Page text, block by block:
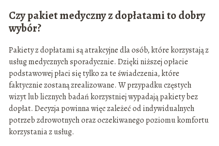
Czy pakiet medyczny z dopłatami to dobry
wybór?
Pakiety z dopłatami są atrakcyjne dla osób, które korzystają z
usług medycznych sporadycznie. Dzięki niższej opłacie
podstawowej płaci się tylko za te świadczenia, które
faktycznie zostaną zrealizowane. W przypadku częstych
wizyt lub licznych badań korzystniej wypadają pakiety bez
dopłat. Decyzja powinna więc zależeć od indywidualnych
potrzeb zdrowotnych oraz oczekiwanego poziomu komfortu
korzystania z usług.